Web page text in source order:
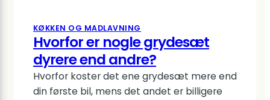
KØKKEN OG MADLAVNING
Hvorfor er nogle grydesæt
dyrere end andre?
Hvorfor koster det ene grydesæt mere end
din første bil, mens det andet er billigere